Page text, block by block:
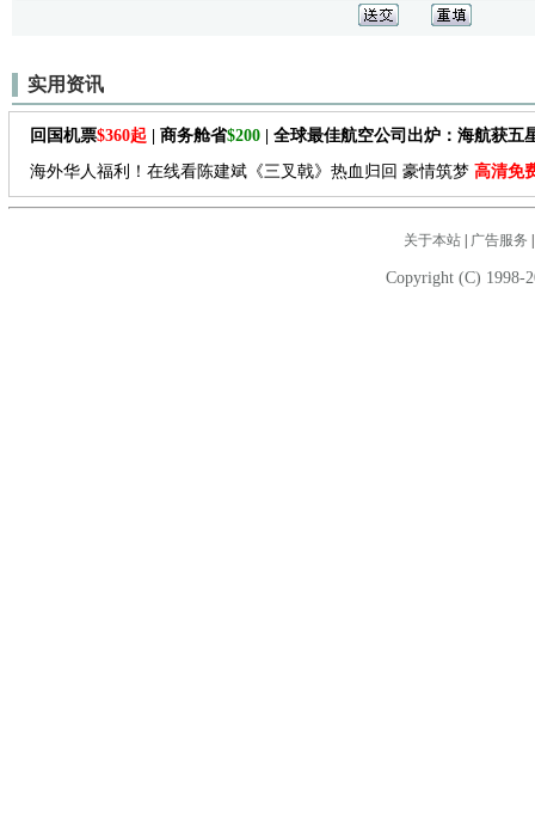
实用资讯
回国机票$360起 | 商务舱省$200 | 全球最佳航空公司出炉：海航获五
海外华人福利！在线看陈建斌《三叉戟》热血归回 豪情筑梦 高清免
关于本站| 广告服务
Copyright (C) 1998-